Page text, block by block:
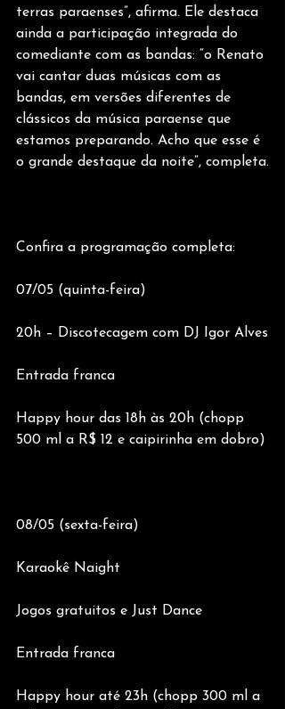
terras paraenses”, afirma. Ele destaca
ainda a participação integrada do
comediante com as bandas: “o Renato
vai cantar duas músicas com as
bandas, em versões diferentes de
clássicos da música paraense que
estamos preparando. Acho que esse é
o grande destaque da noite”, completa.
Confira a programação completa:
07/05 (quinta-feira)
20h – Discotecagem com DJ Igor Alves
Entrada franca
Happy hour das 18h às 20h (chopp
500 ml a R$ 12 e caipirinha em dobro)
08/05 (sexta-feira)
Karaokê Naight
Jogos gratuitos e Just Dance
Entrada franca
Happy hour até 23h (chopp 300 ml a